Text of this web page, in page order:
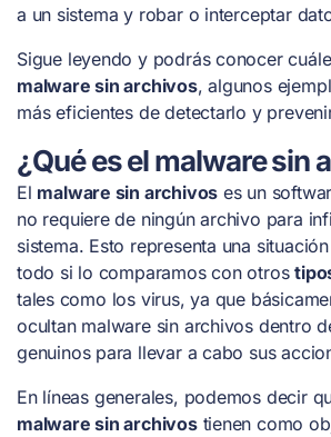
a un sistema y robar o interceptar
Sigue leyendo y podrás conocer
malware sin archivos, algunos
más eficientes de detectarlo y
¿Qué es el malware sin
El malware sin archivos es un
no requiere de ningún archivo para
sistema. Esto representa una
todo si lo comparamos con otros
tales como los virus, ya que
ocultan malware sin archivos dentro
genuinos para llevar a cabo sus
En líneas generales, podemos decir
malware sin archivostienen como